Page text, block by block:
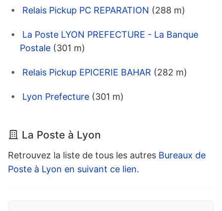
Relais Pickup PC REPARATION (288 m)
La Poste LYON PREFECTURE - La Banque
Postale (301 m)
Relais Pickup EPICERIE BAHAR (282 m)
Lyon Prefecture (301 m)
La Poste à Lyon
Retrouvez la liste de tous les autres Bureaux de
Poste à Lyon en suivant ce lien.